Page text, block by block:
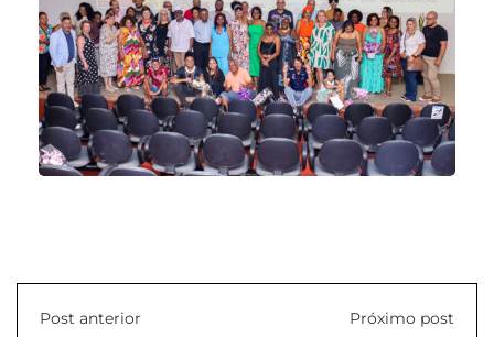
Post anterior Próximo post